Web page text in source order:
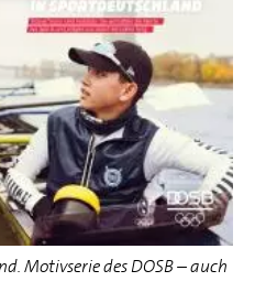
Motivserie des DOSB – auch